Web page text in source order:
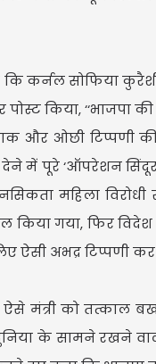
कर्नल सोफिया
पोस्ट किया,
और ओछी टिप्पणी
में पूरे ‘ऑपरेशन
महिला विरोधी
किया गया, फिर
ऐसी अभद्र टिप्पणी कर
ऐसे मंत्री को तत्काल
के सामने रखने